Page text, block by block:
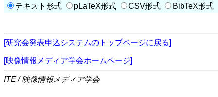
テキスト形式
pLaTeX形式 CSV形式 BibTeX形式
[研究会発表申込システムのトップページに戻る]
[映像情報メディア学会ホームページ]
ITE / 映像情報メディア学会